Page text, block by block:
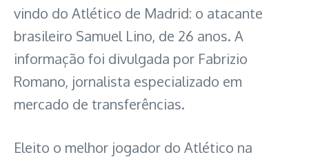
vindo do Atlético de Madrid: o atacante
brasileiro Samuel Lino, de 26 anos. A
informação foi divulgada por Fabrizio
Romano, jornalista especializado em
mercado de transferências.
Eleito o melhor jogador do Atlético na